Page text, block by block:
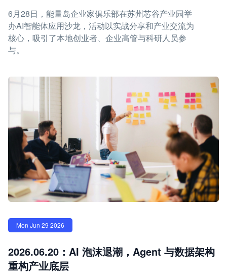
6月28日，能量岛企业家俱乐部在苏州芯谷产业园举
办AI智能体应用沙龙，活动以实战分享和产业交流为
核心，吸引了本地创业者、企业高管与科研人员参
与。
Mon Jun 29 2026
2026.06.20：AI 泡沫退潮，Agent 与数据架构
重构产业底层